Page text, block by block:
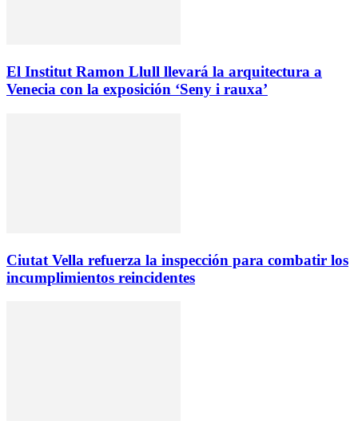
El Institut Ramon Llull llevará la arquitectura a
Venecia con la exposición ‘Seny i rauxa’
Ciutat Vella refuerza la inspección para combatir los
incumplimientos reincidentes